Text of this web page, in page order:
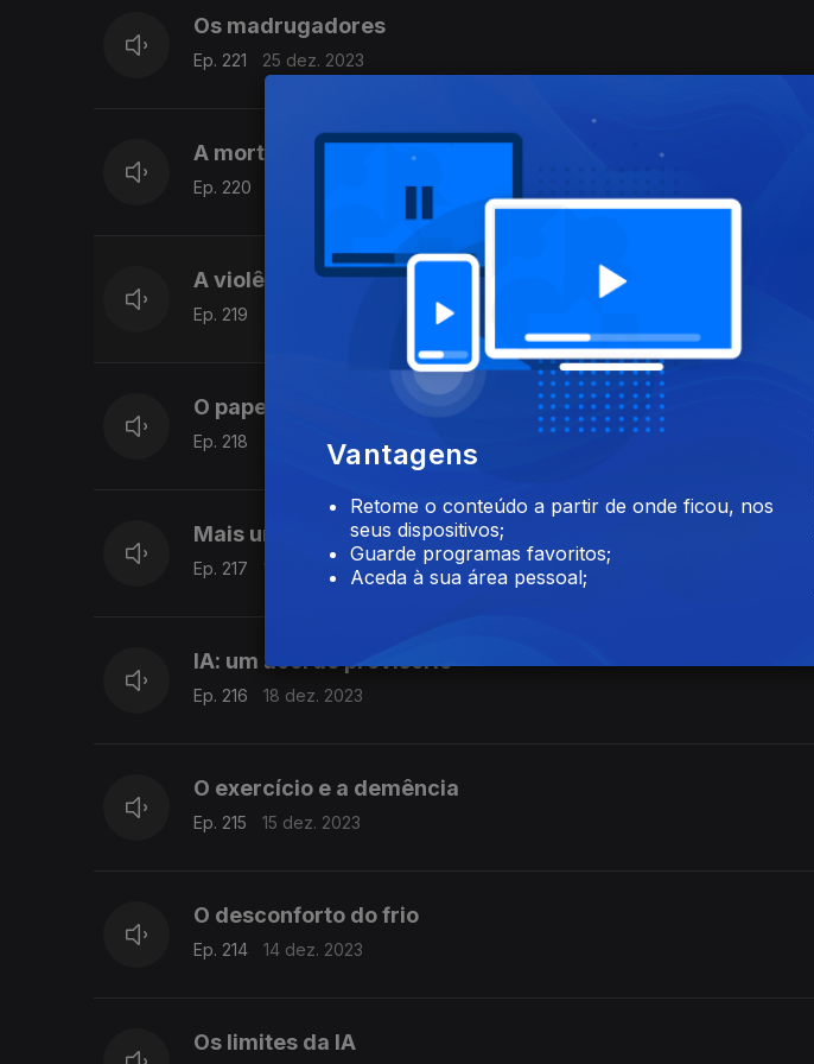
Os madrugadores
Ep. 221 25 dez. 2023
A mortalidade infantil
Ep. 220
A violência filioparental
Ep. 219
O papel das Nações Unidas
Ep. 218 20 dez. 2023
Mais uma ilha de biodiversidade
Ep. 217 19 dez. 2023
IA: um acordo provisório
Ep. 216 18 dez. 2023
O exercício e a demência
Ep. 215 15 dez. 2023
O desconforto do frio
Ep. 214 14 dez. 2023
Os limites da IA
Vantagens
Retome o conteúdo a partir de onde ficou, nos
seus dispositivos;
Guarde programas favoritos;
Aceda à sua área pessoal;